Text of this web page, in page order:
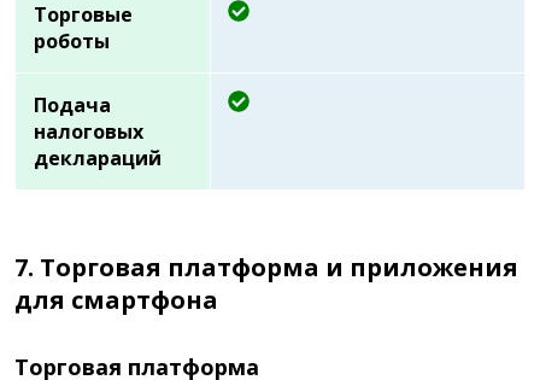
Торговые
роботы
Подача
налоговых
деклараций
7. Торговая платформа и приложения
для смартфона
Торговая платформа